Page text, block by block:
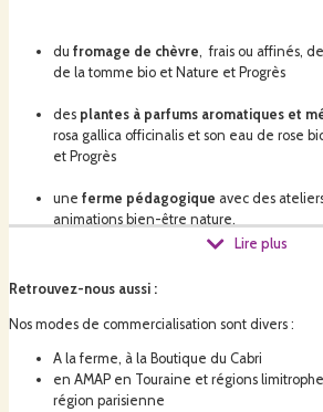
du fromage de chèvre, frais ou affinés,
de la tomme bio et Nature et Progrès
des plantes à parfums aromatiques et
rosa gallica officinalis et son eau de rose
et Progrès
une ferme pédagogique avec des
animations bien-être nature.
mention Nature et Progrès et nous avons
2009.
Lire plus
Retrouvez-nous aussi :
Nos modes de commercialisation sont divers :
A la ferme, à la Boutique du Cabri
en AMAP en Touraine et régions
région parisienne